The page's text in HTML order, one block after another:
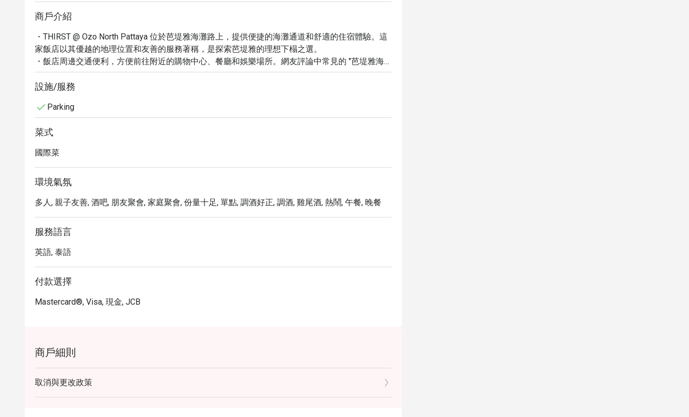
商戶介紹
・THIRST @ Ozo North Pattaya 位於芭堤雅海灘路上，提供便捷的海灘通道和舒適的住宿體驗。這
家飯店以其優越的地理位置和友善的服務著稱，是探索芭堤雅的理想下榻之選。
・飯店周邊交通便利，方便前往附近的購物中心、餐廳和娛樂場所。網友評論中常見的 "芭堤雅海
灘" 和 "行人徒步區" 更凸顯了其絕佳的地理位置。
・現在透過 eatigo 預訂 THIRST @ Ozo North Pattaya，即可享受高達 5 折的獨家優惠！千萬別錯過
設施/服務
Parking
菜式
國際菜
環境氣氛
多人, 親子友善, 酒吧, 朋友聚會, 家庭聚會, 份量十足, 單點, 調酒好正, 調酒, 雞尾酒, 熱鬧, 午餐, 晚餐
服務語言
英語, 泰語
付款選擇
Mastercard®, Visa, 現金, JCB
商戶細則
取消與更改政策